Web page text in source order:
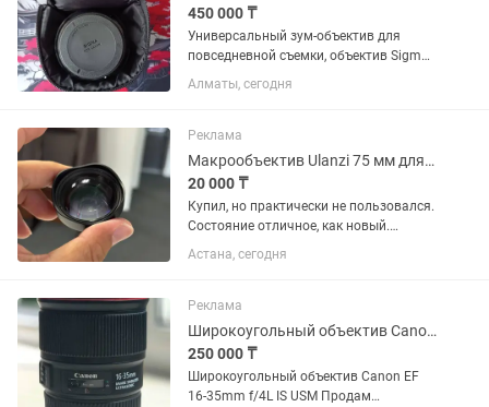
450 000 ₸
Универсальный зум-объектив для
повседневной съемки, объектив Sigma
24-70mm f/2.8 DG OS HSM с креплением
Canon EF охватывает полезный
широкоугольного до портретного,...
Алматы, сегодня
Реклама
Макрообъектив Ulanzi 75 мм для смартфона
20 000 ₸
Купил, но практически не пользовался.
Состояние отличное, как новый.
Идеально подходит для макросъемки:
цветы, насекомые, украшения,
фокусировка на расстоянии...
Астана, сегодня
Реклама
Широкоугольный объектив Canon EF 16-35mm f/4L IS USM
250 000 ₸
Широкоугольный объектив Canon EF
16-35mm f/4L IS USM Продам